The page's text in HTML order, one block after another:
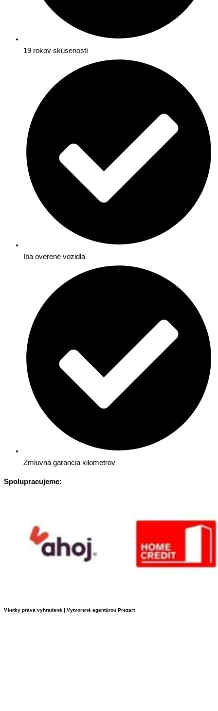
19 rokov skúseností
Iba overené vozidlá
Zmluvná garancia kilometrov
Spolupracujeme:
Všetky práva vyhradené | Vytvorené agentúrou Prezart